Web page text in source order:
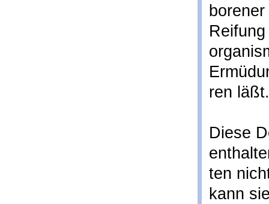
ren läßt.
Diese
ten
kann